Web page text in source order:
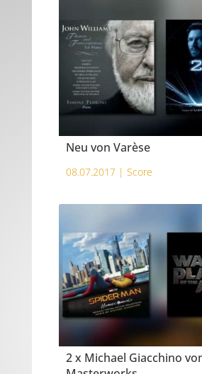
Neu von Varèse
08.07.2017 | Score
2 x Michael Giacchino